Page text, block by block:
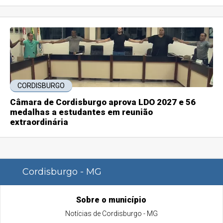
CORDISBURGO
Câmara de Cordisburgo aprova LDO 2027 e 56
medalhas a estudantes em reunião
extraordinária
Cordisburgo - MG
Sobre o município
Notícias de Cordisburgo - MG